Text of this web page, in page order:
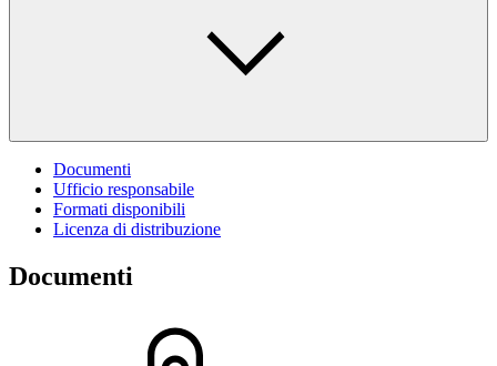
Documenti
Ufficio responsabile
Formati disponibili
Licenza di distribuzione
Documenti